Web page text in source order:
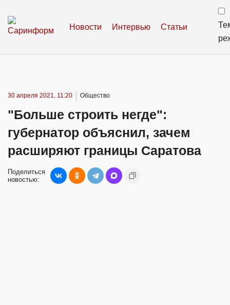
Новости Интервью Статьи
30 апреля 2021, 11:20 Общество
"Больше строить негде":
губернатор объяснил, зачем
расширяют границы Саратова
Поделиться
новостью: